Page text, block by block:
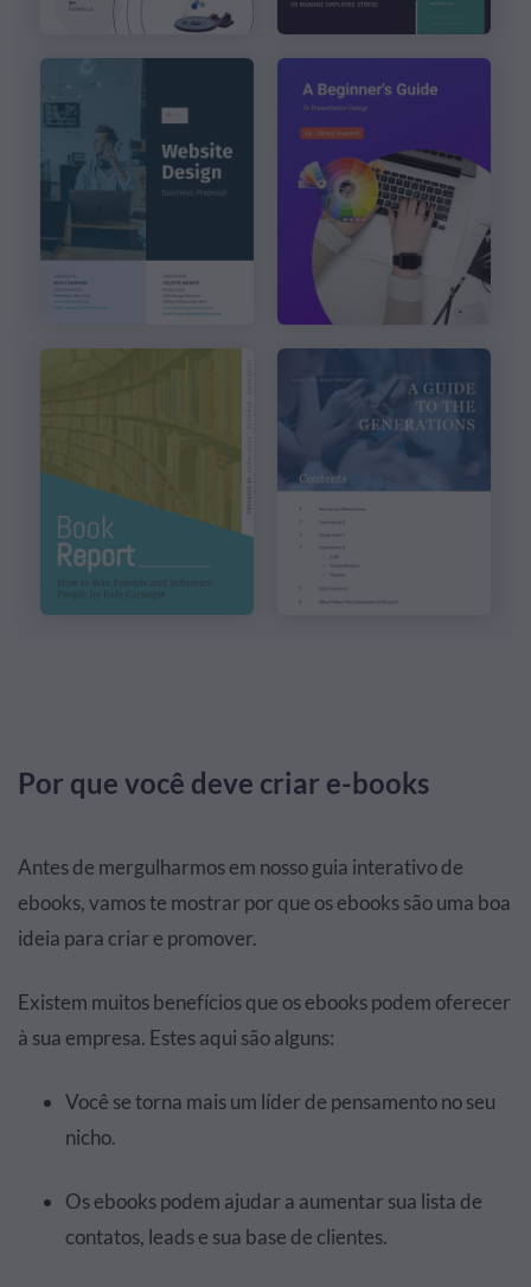
Por que você deve criar e-books
Antes de mergulharmos em nosso guia interativo de
ebooks, vamos te mostrar por que os ebooks são uma boa
ideia para criar e promover.
Existem muitos benefícios que os ebooks podem oferecer
à sua empresa. Estes aqui são alguns:
Você se torna mais um líder de pensamento no seu
nicho.
Os ebooks podem ajudar a aumentar sua lista de
contatos, leads e sua base de clientes.